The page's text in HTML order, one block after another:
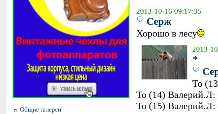
Общие галереи
2013-10-16 09:17:35
Серж
Хорошо в лесу
2013-
*
To
To (14) Валерий.Л:
To (15) Валерий.Л: